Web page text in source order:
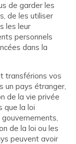
de garder les
de les utiliser
les leur
personnels
dans la
transférions vos
un pays étranger,
de la vie privée
que la loi
de la loi ou les
peuvent avoir